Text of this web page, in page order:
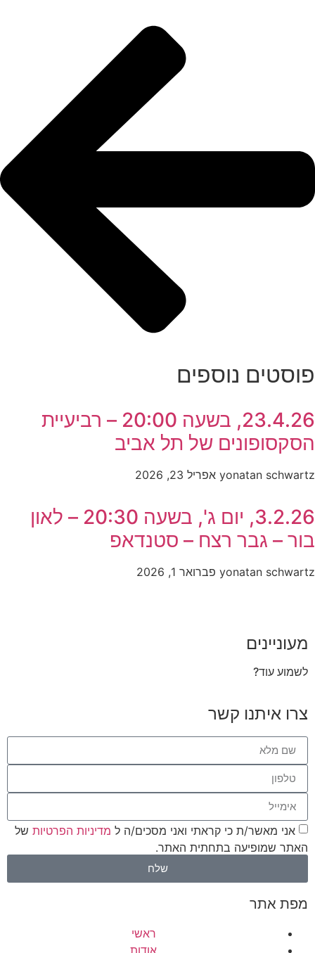
פוסטים נוספים
23.4.26, בשעה 20:00 – רביעיית
הסקסופונים של תל אביב
yonatan schwartz אפריל 23, 2026
3.2.26, יום ג', בשעה 20:30 – לאון
בור – גבר רצח – סטנדאפ
yonatan schwartz פברואר 1, 2026
מעוניינים
לשמוע עוד?
צרו איתנו קשר
אני מאשר/ת כי קראתי ואני מסכים/ה ל מדיניות הפרטיות של
האתר שמופיעה בתחתית האתר.
שלח
מפת אתר
ראשי
אודות